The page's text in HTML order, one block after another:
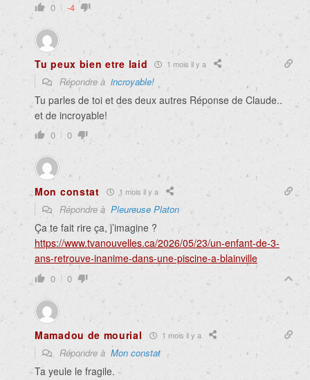
0 -4
Tu peux bien etre laid 1 mois il y a
Répondre à incroyable!
Tu parles de toi et des deux autres Réponse de Claude..
et de incroyable!
0 0
Mon constat 1 mois il y a
Répondre à Pleureuse Platon
Ça te fait rire ça, j’imagine ?
https://www.tvanouvelles.ca/2026/05/23/un-enfant-de-3-
ans-retrouve-inanime-dans-une-piscine-a-blainville
0 0
Mamadou de mourial 1 mois il y a
Répondre à Mon constat
Ta yeule le fragile.